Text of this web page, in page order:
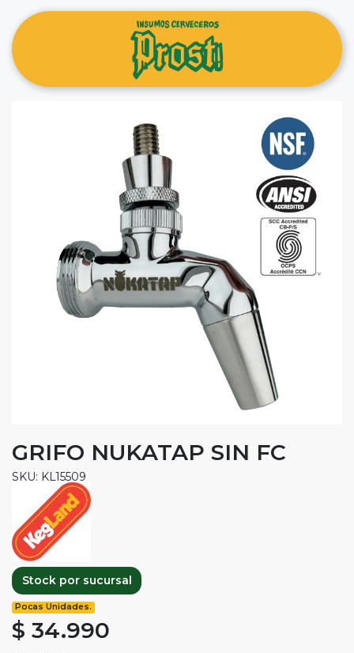
GRIFO NUKATAP SIN FC
SKU: KL15509
Stock por sucursal
Pocas Unidades.
$ 34.990